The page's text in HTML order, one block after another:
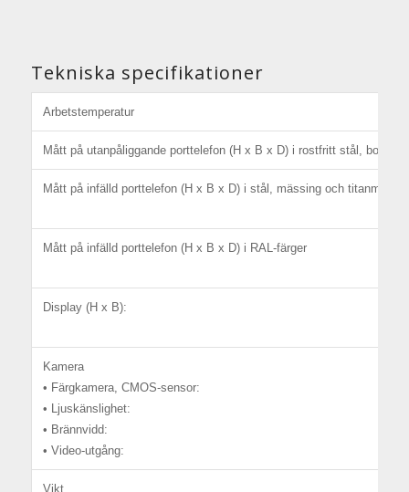
Tekniska specifikationer
Arbetstemperatur
Mått på utanpåliggande porttelefon (H x B x D) i rostfritt stål, borstad
Mått på infälld porttelefon (H x B x D) i stål, mässing och
Mått på infälld porttelefon (H x B x D) i RAL-färger
Display (H x B):
Kamera
• Färgkamera, CMOS-sensor:
• Ljuskänslighet:
• Brännvidd:
• Video-utgång:
Vikt